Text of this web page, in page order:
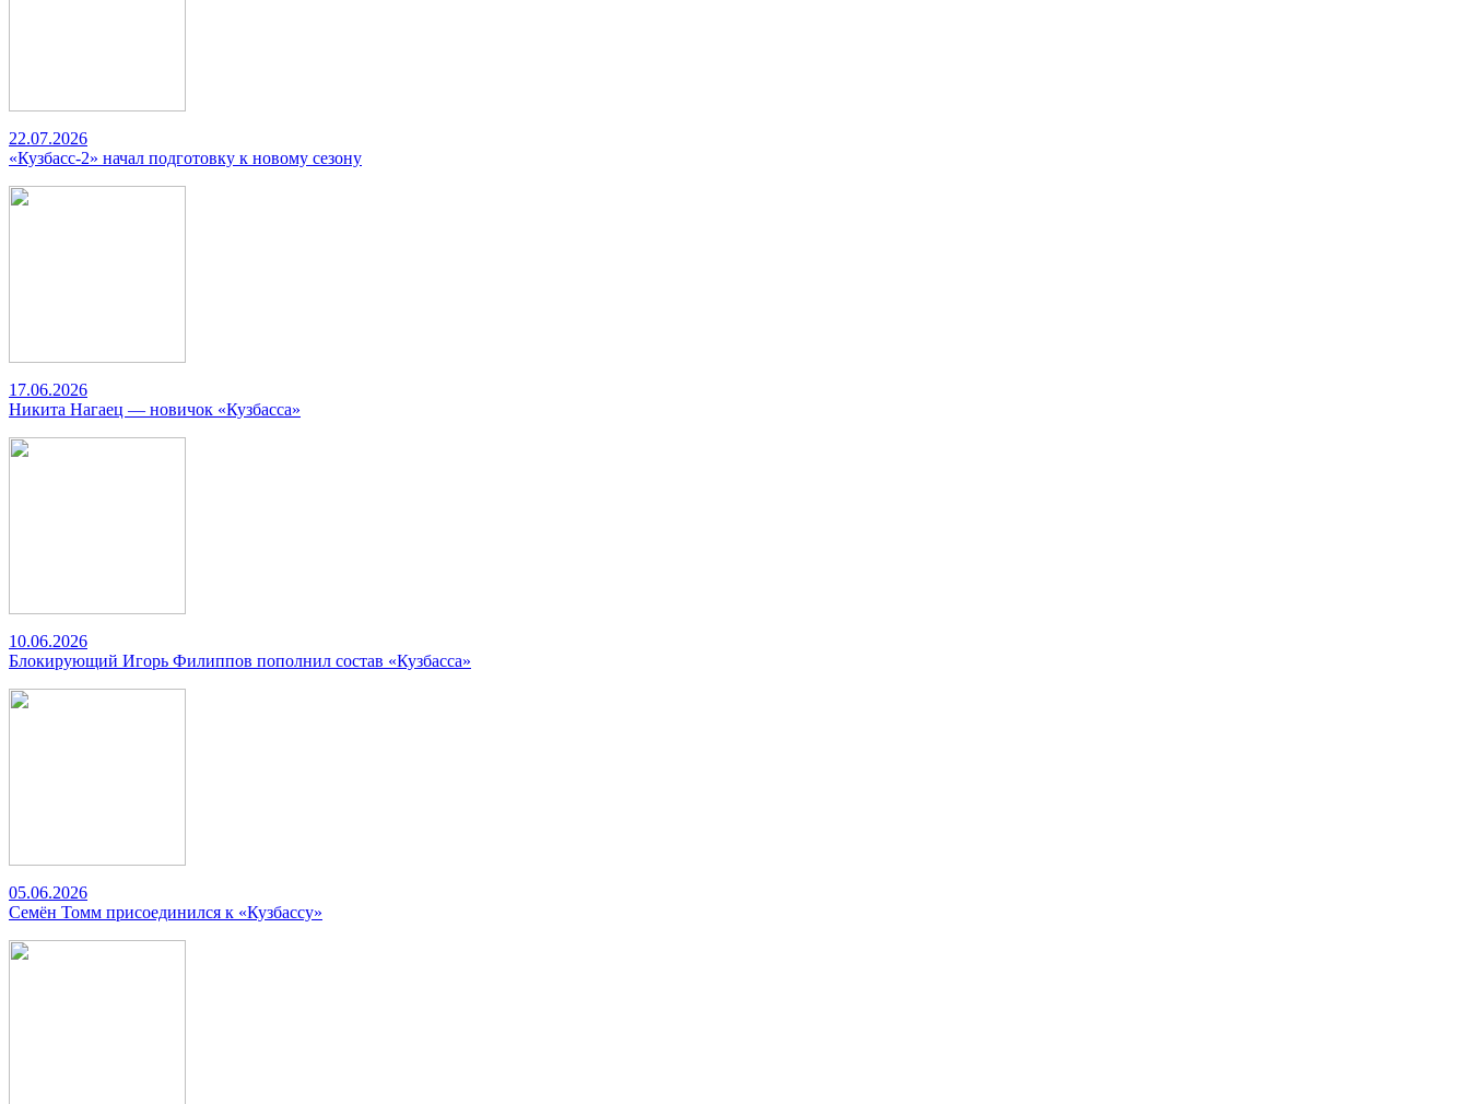
22.07.2026
«Кузбасс-2» начал подготовку к новому сезону
17.06.2026
Никита Нагаец — новичок «Кузбасса»
10.06.2026
Блокирующий Игорь Филиппов пополнил состав «Кузбасса»
05.06.2026
Семён Томм присоединился к «Кузбассу»